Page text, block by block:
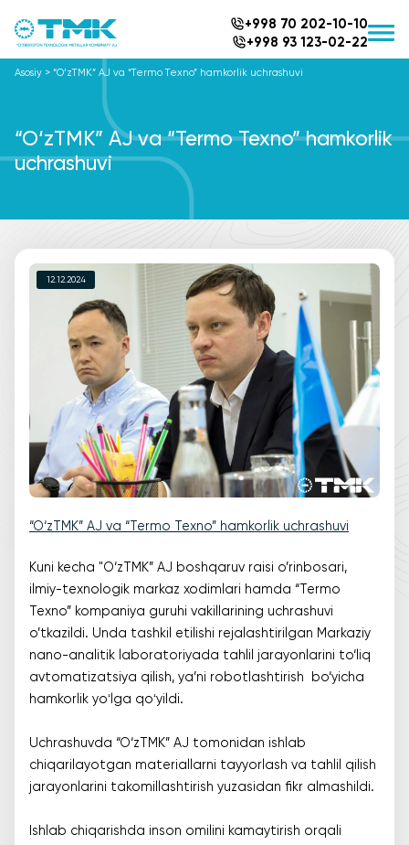
+998 70 202-10-10
+998 93 123-02-22
Asosiy > “O‘zTMK” AJ va “Termo Texno” hamkorlik uchrashuvi
“O‘zTMK” AJ va “Termo Texno” hamkorlik
uchrashuvi
12.12.2024
“O‘zTMK” AJ va “Termo Texno” hamkorlik uchrashuvi
Kuni kecha "O‘zTMK” AJ boshqaruv raisi o’rinbosari,
ilmiy-texnologik markaz xodimlari hamda “Termo
Texno” kompaniya guruhi vakillarining uchrashuvi
o’tkazildi. Unda tashkil etilishi rejalashtirilgan Markaziy
nano-analitik laboratoriyada tahlil jarayonlarini to‘liq
avtomatizatsiya qilish, ya’ni robotlashtirish bo‘yicha
hamkorlik yoʻlga qoʻyildi.
Uchrashuvda “O‘zTMK” AJ tomonidan ishlab
chiqarilayotgan materiallarni tayyorlash va tahlil qilish
jarayonlarini takomillashtirish yuzasidan fikr almashildi.
Ishlab chiqarishda inson omilini kamaytirish orqali